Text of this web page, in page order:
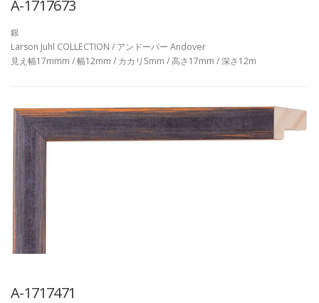
A-1717673
銀
Larson Juhl COLLECTION / アンドーバー Andover
見え幅17mmm / 幅12mm / カカリ5mm / 高さ17mm / 深さ12m
A-1717471